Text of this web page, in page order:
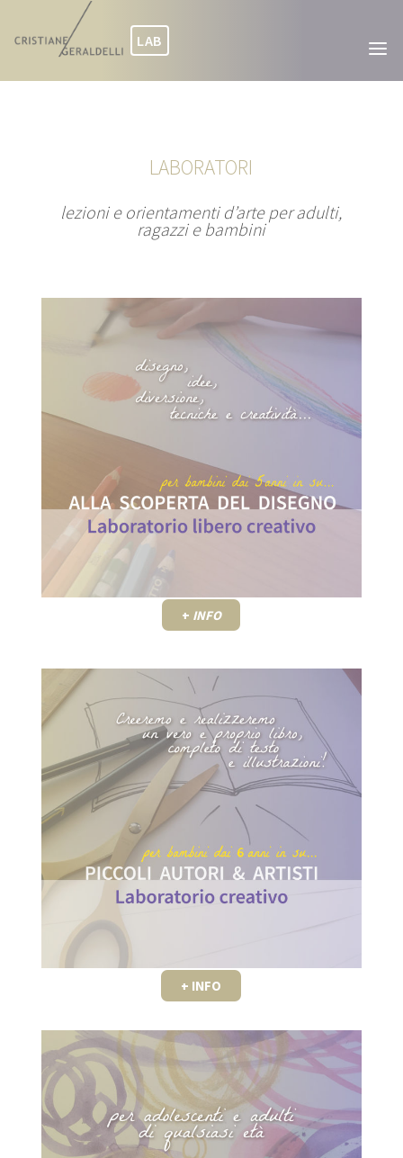
content
LAB
LABORATORI
lezioni e orientamenti d’arte per adulti,
ragazzi e bambini
+ INFO
+ INFO